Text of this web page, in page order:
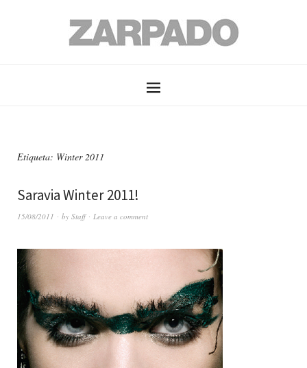
Etiqueta: Winter 2011
Saravia Winter 2011!
15/08/2011 by Staff Leave a comment